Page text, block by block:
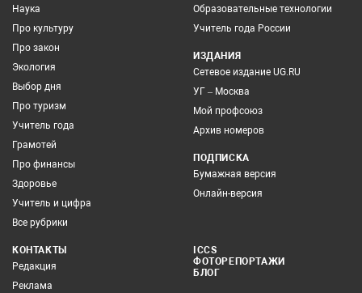
Наука
Про культуру
Про закон
Экология
Выбор дня
Про туризм
Учитель года
Грамотей
Про финансы
Здоровье
Учитель и цифра
Все рубрики
Образовательные технологии
Учитель года России
ИЗДАНИЯ
Сетевое издание UG.RU
УГ – Москва
Мой профсоюз
Архив номеров
ПОДПИСКА
Бумажная версия
Онлайн-версия
КОНТАКТЫ
Редакция
Реклама
ICCS
ФОТОРЕПОРТАЖИ
БЛОГ